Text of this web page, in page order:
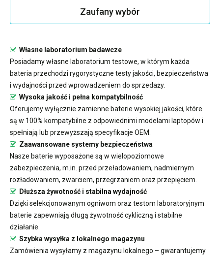
Zaufany wybór
Własne laboratorium badawcze
Posiadamy własne laboratorium testowe, w którym każda
bateria przechodzi rygorystyczne testy jakości, bezpieczeństwa
i wydajności przed wprowadzeniem do sprzedaży.
Wysoka jakość i pełna kompatybilność
Oferujemy wyłącznie zamienne baterie wysokiej jakości, które
są w 100% kompatybilne z odpowiednimi modelami laptopów i
spełniają lub przewyższają specyfikacje OEM.
Zaawansowane systemy bezpieczeństwa
Nasze baterie wyposażone są w wielopoziomowe
zabezpieczenia, m.in. przed przeładowaniem, nadmiernym
rozładowaniem, zwarciem, przegrzaniem oraz przepięciem.
Dłuższa żywotność i stabilna wydajność
Dzięki selekcjonowanym ogniwom oraz testom laboratoryjnym
baterie zapewniają długą żywotność cykliczną i stabilne
działanie.
Szybka wysyłka z lokalnego magazynu
Zamówienia wysyłamy z magazynu lokalnego – gwarantujemy